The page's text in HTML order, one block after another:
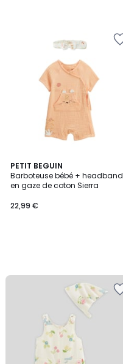
PETIT BEGUIN
Barboteuse bébé + headband
en gaze de coton Sierra
22,99 €